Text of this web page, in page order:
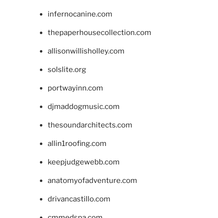
infernocanine.com
thepaperhousecollection.com
allisonwillisholley.com
solslite.org
portwayinn.com
djmaddogmusic.com
thesoundarchitects.com
allin1roofing.com
keepjudgewebb.com
anatomyofadventure.com
drivancastillo.com